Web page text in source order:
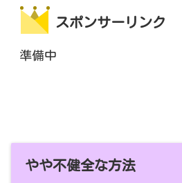
スポンサーリンク
準備中
やや不健全な方法